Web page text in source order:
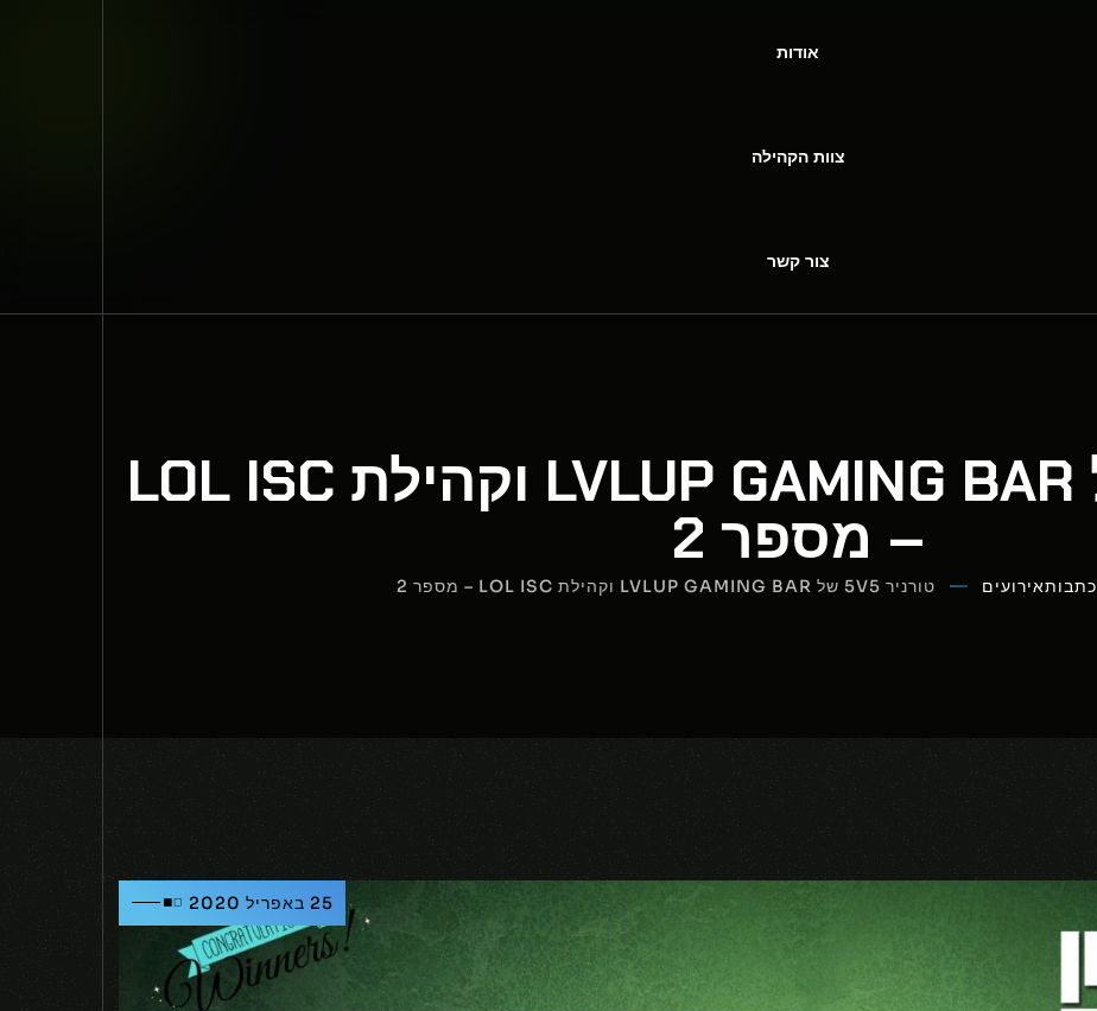
אודות
צוות הקהילה
צור קשר
טורניר 5V5 של LVLUP GAMING BAR וקהילת LOL ISC
– מספר 2
כתבותאירועים טורניר 5V5 של LVLUP GAMING BAR וקהילת LOL ISC – מספר 2
25 באפריל 2020